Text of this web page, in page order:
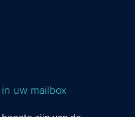
uw mailbox